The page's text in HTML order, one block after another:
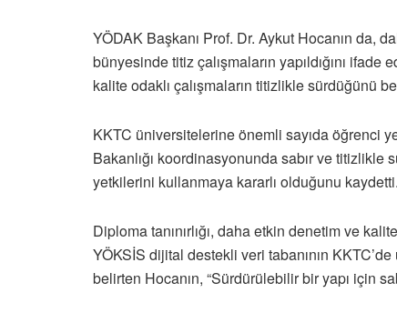
YÖDAK Başkanı Prof. Dr. Aykut Hocanın da,
bünyesinde titiz çalışmaların yapıldığını
kalite odaklı çalışmaların titizlikle sürdüğünü
KKTC üniversitelerine önemli sayıda öğrenci
Bakanlığı koordinasyonunda sabır ve
yetkilerini kullanmaya kararlı olduğunu kaydetti.
Diploma tanınırlığı, daha etkin denetim ve
YÖKSİS dijital destekli veri tabanının
belirten Hocanın, “Sürdürülebilir bir yapı için